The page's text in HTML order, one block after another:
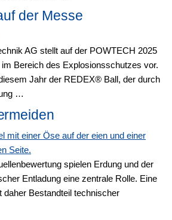
der Messe
AG stellt auf der POWTECH 2025
Bereich des Explosionsschutzes vor.
Jahr der REDEX® Ball, der durch
…
spielen Erdung und der
Entladung eine zentrale Rolle. Eine
Bestandteil technischer